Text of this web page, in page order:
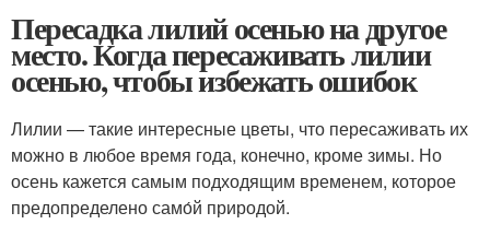
Пересадка лилий осенью на другое
место. Когда пересаживать лилии
осенью, чтобы избежать ошибок
Лилии — такие интересные цветы, что пересаживать их
можно в любое время года, конечно, кроме зимы. Но
осень кажется самым подходящим временем, которое
предопределено само́й природой.